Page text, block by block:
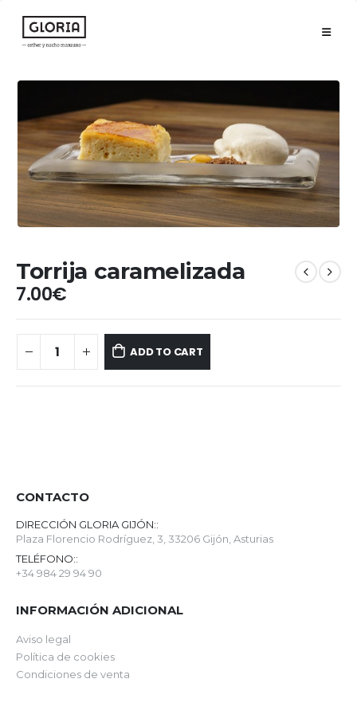
Torrija caramelizada
7.00€
ADD TO CART
CONTACTO
DIRECCIÓN GLORIA GIJÓN::
Plaza Florencio Rodríguez, 3, 33206 Gijón, Asturias
TELÉFONO::
+34 984 29 94 90
INFORMACIÓN ADICIONAL
Aviso legal
Política de cookies
Condiciones de venta